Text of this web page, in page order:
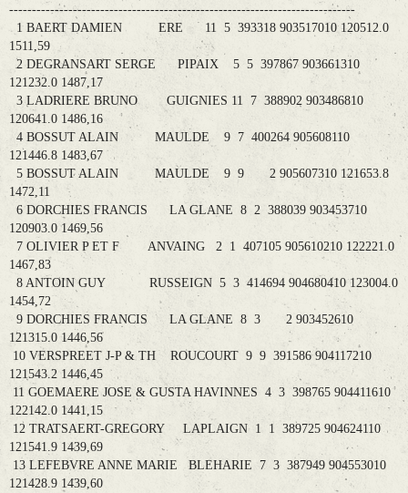
----------------------------------------------------------------------------
1 BAERT DAMIEN ERE 11 5 393318 903517010 120512.0
1511,59
2 DEGRANSART SERGE PIPAIX 5 5 397867 903661310
121232.0 1487,17
3 LADRIERE BRUNO GUIGNIES 11 7 388902 903486810
120641.0 1486,16
4 BOSSUT ALAIN MAULDE 9 7 400264 905608110
121446.8 1483,67
5 BOSSUT ALAIN MAULDE 9 9 2 905607310 121653.8
1472,11
6 DORCHIES FRANCIS LA GLANE 8 2 388039 903453710
120903.0 1469,56
7 OLIVIER P ET F ANVAING 2 1 407105 905610210 122221.0
1467,83
8 ANTOIN GUY RUSSEIGN 5 3 414694 904680410 123004.0
1454,72
9 DORCHIES FRANCIS LA GLANE 8 3 2 903452610
121315.0 1446,56
10 VERSPREET J-P & TH ROUCOURT 9 9 391586 904117210
121543.2 1446,45
11 GOEMAERE JOSE & GUSTA HAVINNES 4 3 398765 904411610
122142.0 1441,15
12 TRATSAERT-GREGORY LAPLAIGN 1 1 389725 904624110
121541.9 1439,69
13 LEFEBVRE ANNE MARIE BLEHARIE 7 3 387949 904553010
121428.9 1439,60